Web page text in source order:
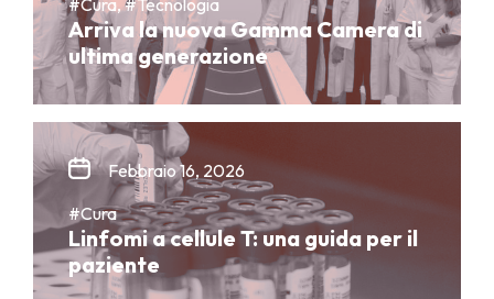
Arriva la nuova Gamma Camera di
ultima generazione
Febbraio 16, 2026
#Cura
Linfomi a cellule T: una guida per il
paziente